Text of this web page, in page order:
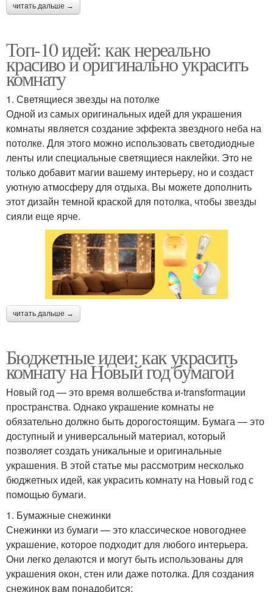
читать дальше →
Топ-10 идей: как нереально
красиво и оригинально украсить
комнату
1. Светящиеся звезды на потолке
Одной из самых оригинальных идей для украшения
комнаты является создание эффекта звездного неба на
потолке. Для этого можно использовать светодиодные
ленты или специальные светящиеся наклейки. Это не
только добавит магии вашему интерьеру, но и создаст
уютную атмосферу для отдыха. Вы можете дополнить
этот дизайн темной краской для потолка, чтобы звезды
сияли еще ярче.
читать дальше →
Бюджетные идеи: как украсить
комнату на Новый год бумагой
Новый год — это время волшебства и-transformации
пространства. Однако украшение комнаты не
обязательно должно быть дорогостоящим. Бумага — это
доступный и универсальный материал, который
позволяет создать уникальные и оригинальные
украшения. В этой статье мы рассмотрим несколько
бюджетных идей, как украсить комнату на Новый год с
помощью бумаги.
1. Бумажные снежинки
Снежинки из бумаги — это классическое новогоднее
украшение, которое подходит для любого интерьера.
Они легко делаются и могут быть использованы для
украшения окон, стен или даже потолка. Для создания
снежинок вам понадобится: